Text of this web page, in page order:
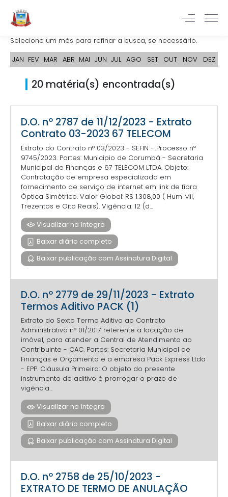
Selecione um mês para refinar a busca, se necessário.
JAN FEV MAR ABR MAI JUN JUL AGO SET OUT NOV DEZ
20 matéria(s) encontrada(s)
D.O. nº 2787 de 11/12/2023 - Extrato
Contrato 03-2023 67 TELECOM
Extrato do Contrato n° 03/2023 - SEFIN - Processo nº
9745/2023. Partes: Município de Corumbá - Secretaria
Municipal de Finanças e 67 TELECOM LTDA. Objeto:
Contratação de empresa especializada em
fornecimento de serviço de internet em link de fibra
Óptica Simétrico. Valor Global: R$ 1.308,00 ( Hum Mil,
Trezentos e Oito Reais). Vigência: 12 (d...
Visualizar na íntegra
Baixar diário completo
Baixar publicação com Assinatura Digital
D.O. nº 2779 de 29/11/2023 - Extrato
Termos Aditivo PACK (1)
Extrato do Sexto Termo Aditivo ao Contrato
Administrativo n° 01/2017 referente a locação de
imóvel, para atender a Central de Atendimento ao
Contribuinte - CAC. Partes: Secretaria Municipal de
Finanças e Orçamento e a empresa Pack Express Ltda
- EPP. Cláusula Primeira: O objeto do presente
instrumento de aditivo é prorrogar o prazo de
vigência...
Visualizar na íntegra
Baixar diário completo
Baixar publicação com Assinatura Digital
D.O. nº 2758 de 25/10/2023 -
EXTRATO DE TERMO DE ANULAÇÃO